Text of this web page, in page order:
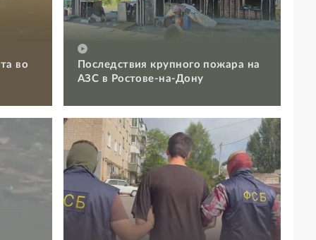
во
Последствия крупного пожара на
АЗС в Ростове-на-Дону